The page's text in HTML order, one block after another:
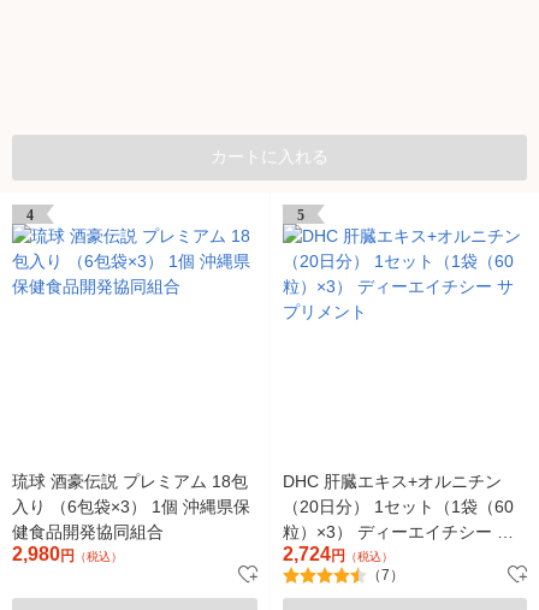
カートに入れる
4
琉球 酒豪伝説 プレミアム 18包
入り （6包袋×3） 1個 沖縄県保
健食品開発協同組合
2,980円 （税込）
5
DHC 肝臓エキス+オルニチン
（20日分） 1セット（1袋（60
粒）×3） ディーエイチシー サ
プリメント
2,724円 （税込）
（7）